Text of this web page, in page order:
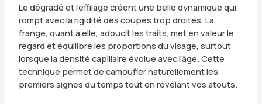
Le dégradé et l’effilage créent une belle dynamique qui
rompt avec la rigidité des coupes trop droites. La
frange, quant à elle, adoucit les traits, met en valeur le
regard et équilibre les proportions du visage, surtout
lorsque la densité capillaire évolue avec l’âge. Cette
technique permet de camoufler naturellement les
premiers signes du temps tout en révélant vos atouts.